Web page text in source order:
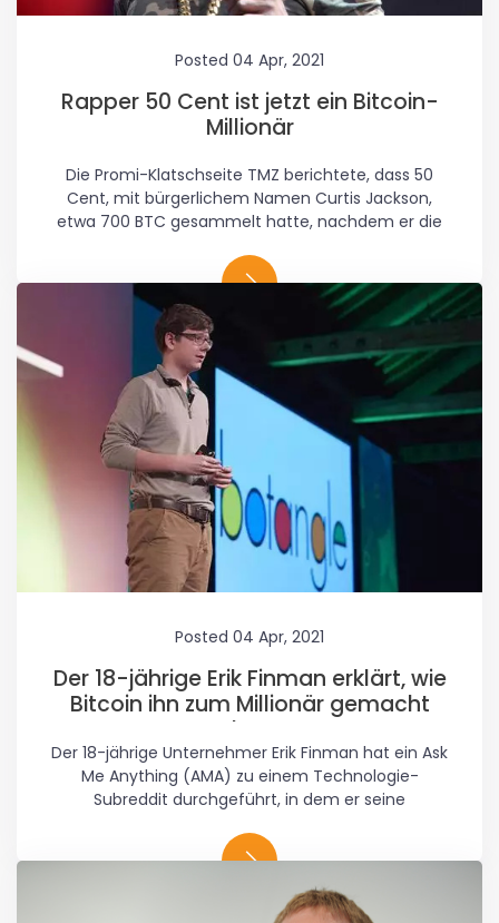
Posted 04 Apr, 2021
Rapper 50 Cent ist jetzt ein Bitcoin-
Millionär
Die Promi-Klatschseite TMZ berichtete, dass 50
Cent, mit bürgerlichem Namen Curtis Jackson,
etwa 700 BTC gesammelt hatte, nachdem er die
Posted 04 Apr, 2021
Der 18-jährige Erik Finman erklärt, wie
Bitcoin ihn zum Millionär gemacht
hat
Der 18-jährige Unternehmer Erik Finman hat ein Ask
Me Anything (AMA) zu einem Technologie-
Subreddit durchgeführt, in dem er seine
ausführlich beschreibt, die dazu führten, dass er